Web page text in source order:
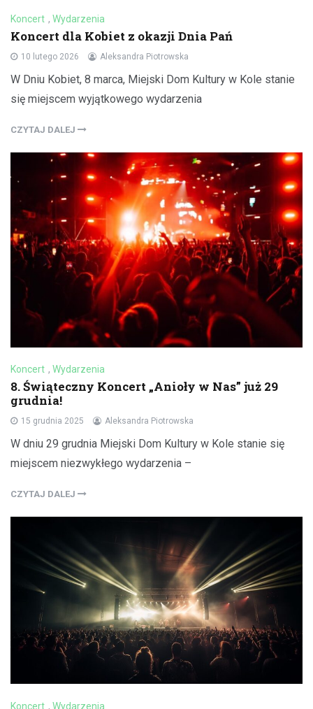
Koncert , Wydarzenia
Koncert dla Kobiet z okazji Dnia Pań
10 lutego 2026 Aleksandra Piotrowska
W Dniu Kobiet, 8 marca, Miejski Dom Kultury w Kole stanie
się miejscem wyjątkowego wydarzenia
CZYTAJ DALEJ
Koncert , Wydarzenia
8. Świąteczny Koncert „Anioły w Nas” już 29
grudnia!
15 grudnia 2025 Aleksandra Piotrowska
W dniu 29 grudnia Miejski Dom Kultury w Kole stanie się
miejscem niezwykłego wydarzenia –
CZYTAJ DALEJ
Koncert , Wydarzenia